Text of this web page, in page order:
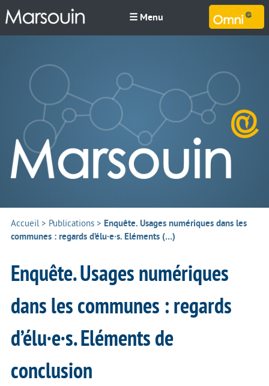
☰ Menu
Accueil> Publications > Enquête. Usages numériques dans les
communes : regards d’élu·e·s. Eléments (…)
Enquête. Usages numériques
dans les communes : regards
d’élu·e·s. Eléments de
conclusion